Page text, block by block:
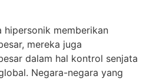
hipersonik memberikan
mereka juga
dalam hal kontrol senjata
Negara-negara yang